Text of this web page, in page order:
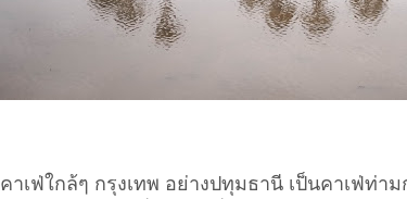
คาเฟ่ใกล้ๆ กรุงเทพ อย่างปทุมธานี เป็นคาเฟ่ท่